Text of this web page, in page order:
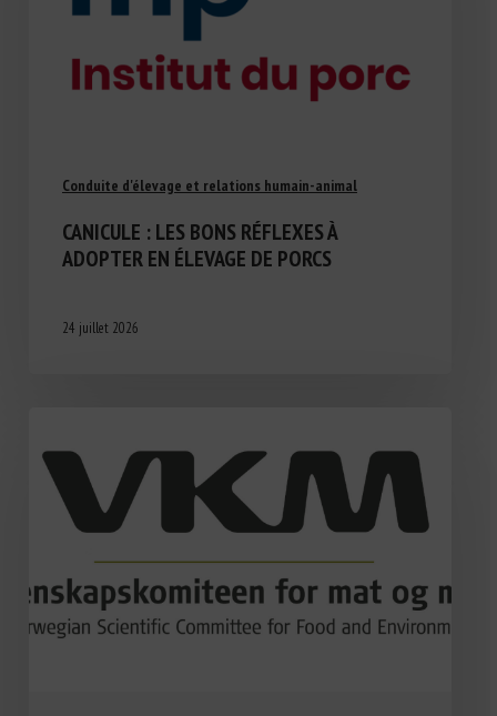
Conduite d'élevage et relations humain-animal
CANICULE : LES BONS RÉFLEXES À
ADOPTER EN ÉLEVAGE DE PORCS
24 juillet 2026